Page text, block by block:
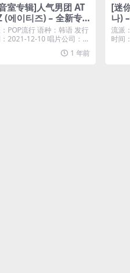
室专辑]人气男团 AT
(에이티즈) – 全新专
: FEVER EPILO
[iTunes Plus M4A]
POP流行 语种：韩语 发行
2021-12-10 唱片公司：索
1 年前
[迷
나)
EP
流派
时间